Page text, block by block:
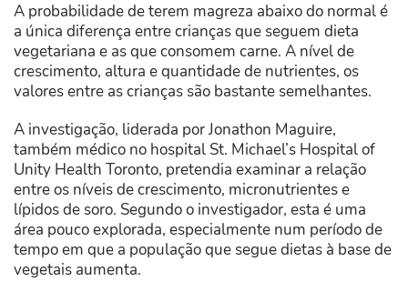
A probabilidade de terem magreza abaixo do normal é
a única diferença entre crianças que seguem dieta
vegetariana e as que consomem carne. A nível de
crescimento, altura e quantidade de nutrientes, os
valores entre as crianças são bastante semelhantes.
A investigação, liderada por Jonathon Maguire,
também médico no hospital St. Michael’s Hospital of
Unity Health Toronto, pretendia examinar a relação
entre os níveis de crescimento, micronutrientes e
lípidos de soro. Segundo o investigador, esta é uma
área pouco explorada, especialmente num período de
tempo em que a população que segue dietas à base de
vegetais aumenta.